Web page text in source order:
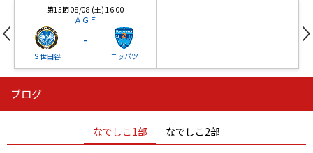
第15節 08/08 (土) 16:00
ＡＧＦ
Ｓ世田谷
-
ニッパツ
ニッパツ
ニッパツ 名古屋
石人の星
静岡 愛媛Ｌ
ブログ
なでしこ1部 なでしこ2部